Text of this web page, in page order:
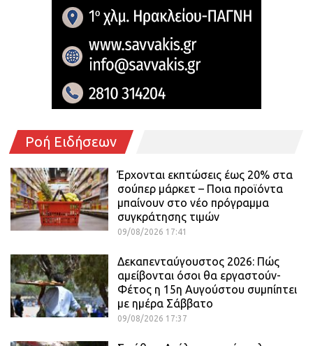
Ροή Ειδήσεων
Έρχονται εκπτώσεις έως 20% στα
σούπερ μάρκετ – Ποια προϊόντα
μπαίνουν στο νέο πρόγραμμα
συγκράτησης τιμών
09/08/2026 17:41
Δεκαπενταύγουστος 2026: Πώς
αμείβονται όσοι θα εργαστούν-
Φέτος η 15η Αυγούστου συμπίπτει
με ημέρα Σάββατο
09/08/2026 17:37